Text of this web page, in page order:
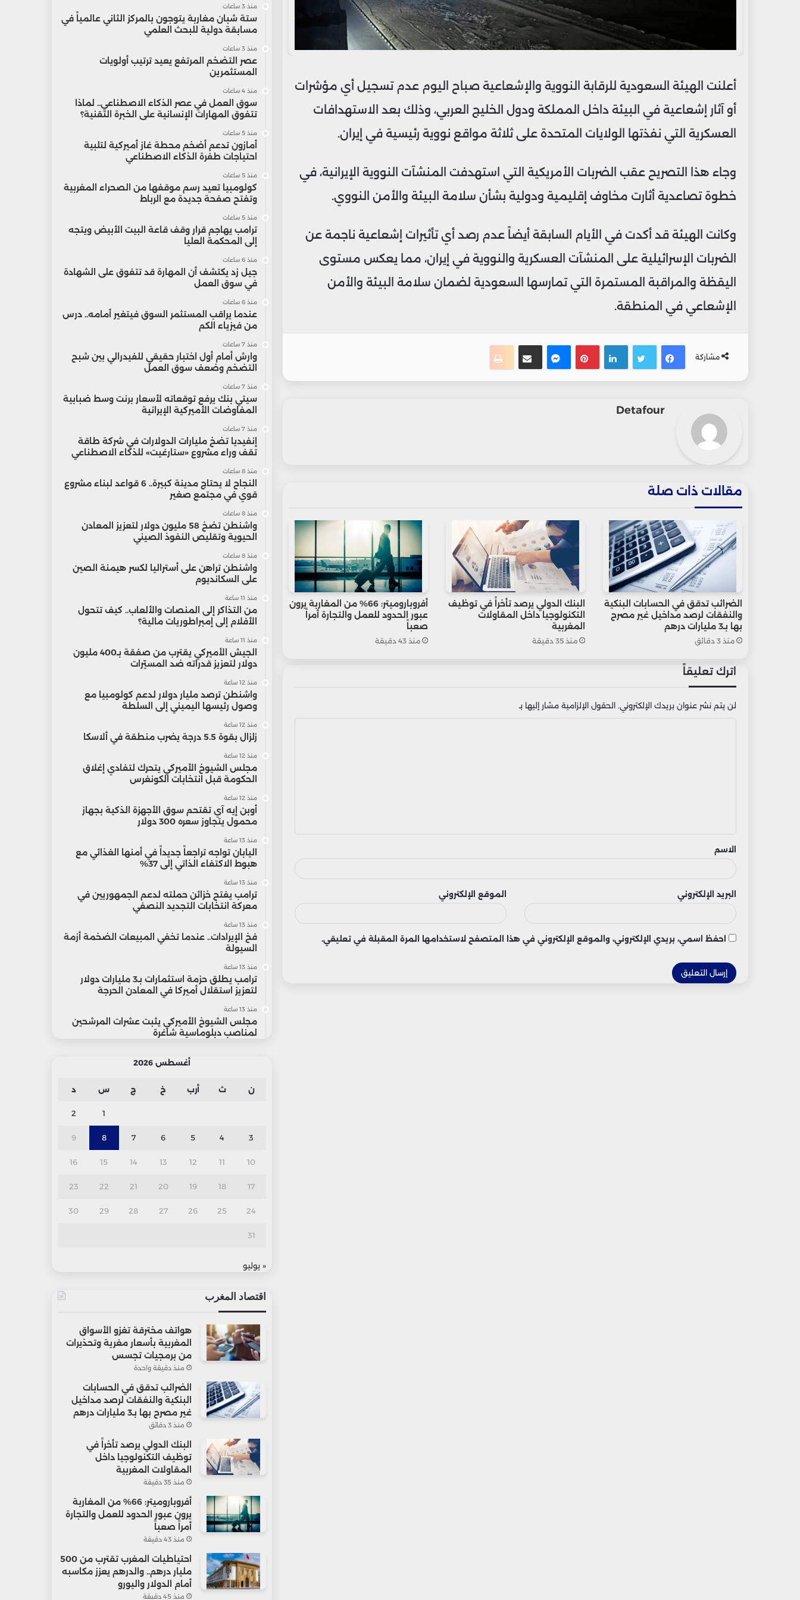
أعلنت الهيئة السعودية للرقابة النووية والإشعاعية صباح اليوم عدم تسجيل أي مؤشرات
أو آثار إشعاعية في البيئة داخل المملكة ودول الخليج العربي، وذلك بعد الاستهدافات
العسكرية التي نفذتها الولايات المتحدة على ثلاثة مواقع نووية رئيسية في إيران.
وجاء هذا التصريح عقب الضربات الأمريكية التي استهدفت المنشآت النووية الإيرانية، في
خطوة تصاعدية أثارت مخاوف إقليمية ودولية بشأن سلامة البيئة والأمن النووي.
وكانت الهيئة قد أكدت في الأيام السابقة أيضاً عدم رصد أي تأثيرات إشعاعية ناجمة عن
الضربات الإسرائيلية على المنشآت العسكرية والنووية في إيران، مما يعكس مستوى
اليقظة والمراقبة المستمرة التي تمارسها السعودية لضمان سلامة البيئة والأمن
الإشعاعي في المنطقة.
مشاركة
فيسبوك
تويتر لينكدإنبينتيريست
ماسنجرمشاركة عبر البريدطباعة
Detafour
مقالات ذات صلة
الضرائب تدقق في الحسابات البنكية
والنفقات لرصد مداخيل غير مصرح
بها بـ3 مليارات درهم
منذ 3 دقائق
البنك الدولي يرصد تأخراً في توظيف
التكنولوجيا داخل المقاولات
المغربية
منذ 35 دقيقة
أفروباروميتر: 66% من المغاربة يرون
عبور الحدود للعمل والتجارة أمراً
صعباً
منذ 43 دقيقة
اترك تعليقاً
لن يتم نشر عنوان بريدك الإلكتروني. الحقول الإلزامية مشار إليها بـ
ق
الاسم
البريد الإلكتروني الموقع الإلكتروني
احفظ اسمي، بريدي الإلكتروني، والموقع الإلكتروني في هذا المتصفح لاستخدامها المرة المقبلة في تعليقي.
منذ 3 ساعات
ستة شبان مغاربة يتوجون بالمركز الثاني عالمياً في
مسابقة دولية للبحث العلمي
منذ 3 ساعات
عصر التضخم المرتفع يعيد ترتيب أولويات
المستثمرين
منذ 4 ساعات
سوق العمل في عصر الذكاء الاصطناعي.. لماذا
تتفوق المهارات الإنسانية على الخبرة التقنية؟
منذ 5 ساعات
أمازون تدعم أضخم محطة غاز أميركية لتلبية
احتياجات طفرة الذكاء الاصطناعي
منذ 5 ساعات
كولومبيا تعيد رسم موقفها من الصحراء المغربية
وتفتح صفحة جديدة مع الرباط
منذ 5 ساعات
ترامب يهاجم قرار وقف قاعة البيت الأبيض ويتجه
إلى المحكمة العليا
منذ 6 ساعات
جيل زد يكتشف أن المهارة قد تتفوق على الشهادة
في سوق العمل
منذ 6 ساعات
عندما يراقب المستثمر السوق فيتغير أمامه.. درس
من فيزياء الكم
منذ 7 ساعات
وارش أمام أول اختبار حقيقي للفيدرالي بين شبح
التضخم وضعف سوق العمل
منذ 7 ساعات
سيتي بنك يرفع توقعاته لأسعار برنت وسط ضبابية
المفاوضات الأميركية الإيرانية
منذ 7 ساعات
إنفيديا تضخ مليارات الدولارات في شركة طاقة
تقف وراء مشروع «ستارغيت» للذكاء الاصطناعي
منذ 8 ساعات
النجاح لا يحتاج مدينة كبيرة.. 6 قواعد لبناء مشروع
قوي في مجتمع صغير
منذ 8 ساعات
واشنطن تضخ 58 مليون دولار لتعزيز المعادن
الحيوية وتقليص النفوذ الصيني
منذ 8 ساعات
واشنطن تراهن على أستراليا لكسر هيمنة الصين
على السكانديوم
منذ 11 ساعة
من التذاكر إلى المنصات والألعاب.. كيف تتحول
الأفلام إلى إمبراطوريات مالية؟
منذ 11 ساعة
الجيش الأميركي يقترب من صفقة بـ400 مليون
دولار لتعزيز قدراته ضد المسيّرات
منذ 12 ساعة
واشنطن ترصد مليار دولار لدعم كولومبيا مع
وصول رئيسها اليميني إلى السلطة
منذ 12 ساعة
زلزال بقوة 5.5 درجة يضرب منطقة في ألاسكا
منذ 12 ساعة
مجلس الشيوخ الأميركي يتحرك لتفادي إغلاق
الحكومة قبل انتخابات الكونغرس
منذ 12 ساعة
أوبن إيه آي تقتحم سوق الأجهزة الذكية بجهاز
محمول يتجاوز سعره 300 دولار
منذ 13 ساعة
اليابان تواجه تراجعاً جديداً في أمنها الغذائي مع
هبوط الاكتفاء الذاتي إلى 37%
منذ 13 ساعة
ترامب يفتح خزائن حملته لدعم الجمهوريين في
معركة انتخابات التجديد النصفي
منذ 13 ساعة
فخ الإيرادات.. عندما تخفي المبيعات الضخمة أزمة
السيولة
منذ 13 ساعة
ترامب يطلق حزمة استثمارات بـ3 مليارات دولار
لتعزيز استقلال أميركا في المعادن الحرجة
منذ 13 ساعة
مجلس الشيوخ الأميركي يثبت عشرات المرشحين
لمناصب دبلوماسية شاغرة
أغسطس 2026
ن ث أرب خ ج س د
1
2
3
4
5
6
7
8
9
10
11
12
13
14
15
16
17
18
19
20
21
22
23
24
25
26
27
28
29
30
31
« يوليو
اقتصاد المغرب
هواتف مخترقة تغزو الأسواق
المغربية بأسعار مغرية وتحذيرات
من برمجيات تجسس
منذ دقيقة واحدة
الضرائب تدقق في الحسابات
البنكية والنفقات لرصد مداخيل
غير مصرح بها بـ3 مليارات درهم
منذ 3 دقائق
البنك الدولي يرصد تأخراً في
توظيف التكنولوجيا داخل
المقاولات المغربية
منذ 35 دقيقة
أفروباروميتر: 66% من المغاربة
يرون عبور الحدود للعمل والتجارة
أمراً صعباً
منذ 43 دقيقة
احتياطيات المغرب تقترب من 500
مليار درهم.. والدرهم يعزز مكاسبه
أمام الدولار واليورو
منذ 45 دقيقة